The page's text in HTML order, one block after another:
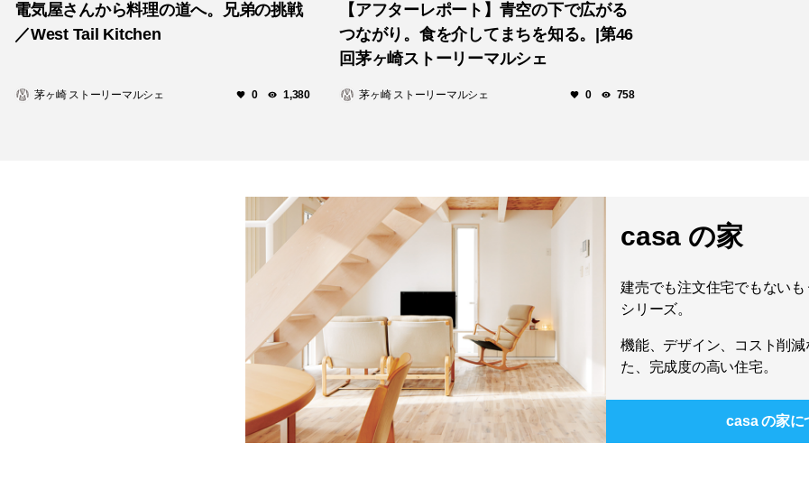
電気屋さんから料理の道へ。兄弟の挑戦
／West Tail Kitchen
茅ヶ崎 ストーリーマルシェ 0 1,380
【アフターレポート】青空の下で広がる
つながり。食を介してまちを知る。|第46
回茅ヶ崎ストーリーマルシェ
茅ヶ崎 ストーリーマルシェ 0 758
casa の家
建売でも注文住宅でもない
シリーズ。
機能、デザイン、コスト削
た、完成度の高い住宅。
casa の家に